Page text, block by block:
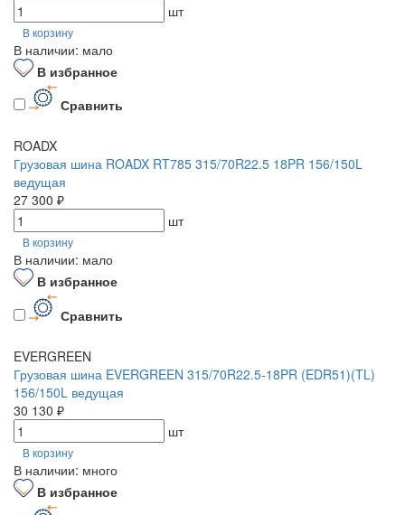
шт
В корзину
В наличии: мало
В избранное
Сравнить
ROADX
Грузовая шина ROADX RT785 315/70R22.5 18PR 156/150L
ведущая
27 300 ₽
шт
В корзину
В наличии: мало
В избранное
Сравнить
EVERGREEN
Грузовая шина EVERGREEN 315/70R22.5-18PR (EDR51)(TL)
156/150L ведущая
30 130 ₽
шт
В корзину
В наличии: много
В избранное